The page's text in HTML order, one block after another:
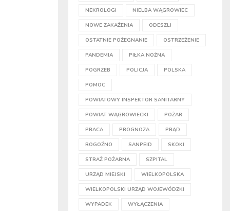
NEKROLOGI NIELBA WĄGROWIEC
NOWE ZAKAŻENIA ODESZLI
OSTATNIE POŻEGNANIE OSTRZEŻENIE
PANDEMIA PIŁKA NOŻNA
POGRZEB POLICJA POLSKA
POMOC
POWIATOWY INSPEKTOR SANITARNY
POWIAT WĄGROWIECKI POŻAR
PRACA PROGNOZA PRĄD
ROGOŹNO SANPEID SKOKI
STRAŻ POŻARNA SZPITAL
URZĄD MIEJSKI WIELKOPOLSKA
WIELKOPOLSKI URZĄD WOJEWÓDZKI
WYPADEK WYŁĄCZENIA